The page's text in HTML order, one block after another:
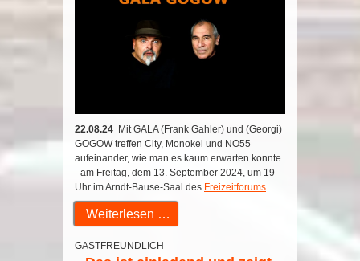
22.08.24 Mit GALA (Frank Gahler) und (Georgi)
GOGOW treffen City, Monokel und NO55
aufeinander, wie man es kaum erwarten konnte
- am Freitag, dem 13. September 2024, um 19
Uhr im Arndt-Bause-Saal des Freizeitforums
Weiterlesen …
GASTFREUNDLICH